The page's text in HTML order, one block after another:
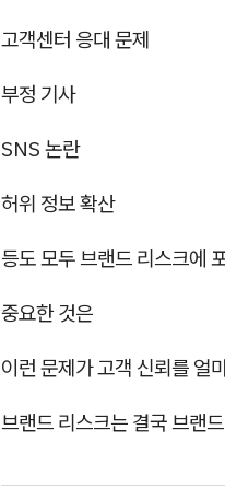
고객센터 응대 문제
부정 기사
SNS 논란
허위 정보 확산
등도 모두 브랜드 리스크에
중요한 것은
이런 문제가 고객 신뢰를 얼
브랜드 리스크는 결국 브랜